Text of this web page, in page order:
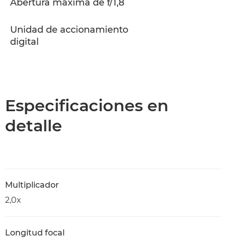
Abertura máxima de f/1,8
Unidad de accionamiento
digital
Especificaciones en
detalle
Multiplicador
2,0x
Longitud focal